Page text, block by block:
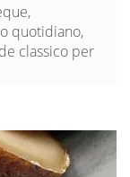
quotidiano,
classico per